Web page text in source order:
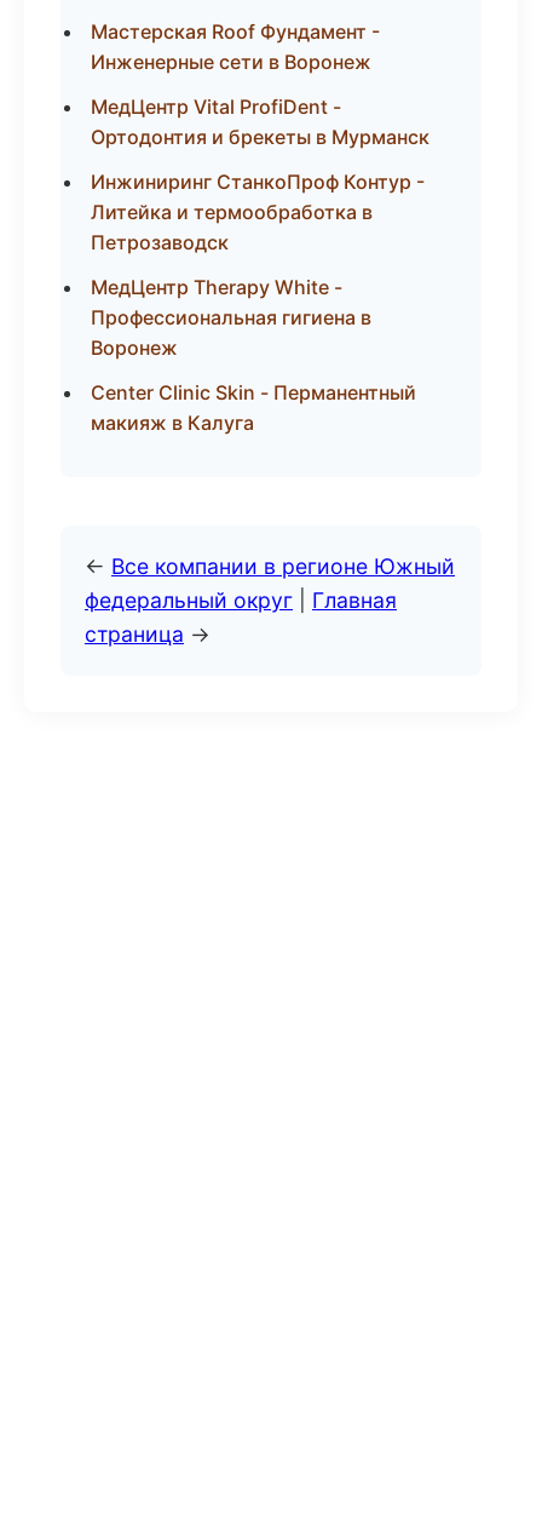
Мастерская Roof Фундамент -
Инженерные сети в Воронеж
МедЦентр Vital ProfiDent -
Ортодонтия и брекеты в Мурманск
Инжиниринг СтанкоПроф Контур -
Литейка и термообработка в
Петрозаводск
МедЦентр Therapy White -
Профессиональная гигиена в
Воронеж
Center Clinic Skin - Перманентный
макияж в Калуга
← Все компании в регионе Южный
федеральный округ
Главная
страница →